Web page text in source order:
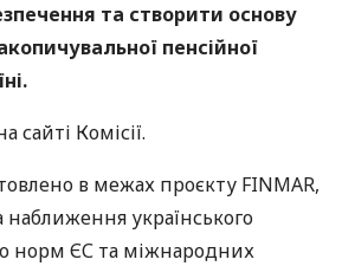
та створити основу
пенсійної
сайті Комісії.
в межах проєкту FINMAR,
українського
норм ЄС та міжнародних